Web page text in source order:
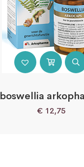
boswellia
€ 12,75